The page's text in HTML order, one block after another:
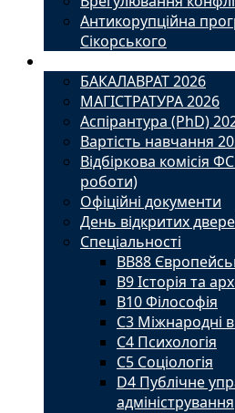
Антикорупційна
Сікорського
БАКАЛАВРАТ 2026
МАГІСТРАТУРА 2026
Аспірантура (PhD)
Вартість навчання
Відбіркова комісія
роботи)
Офіційні документи
День відкритих
Спеціальності
BВ88
B9 Історія та
B10 Філософія
C3 Міжнародні
C4 Психологія
С5 Соціологія
D4 Публічне
адміністрування